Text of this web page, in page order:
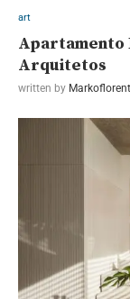
art
Apartamento
Arquitetos
written by